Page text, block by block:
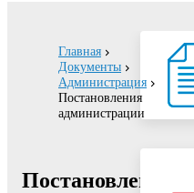
Главная
Документы
Администрация
Постановления
администрации
Постановление